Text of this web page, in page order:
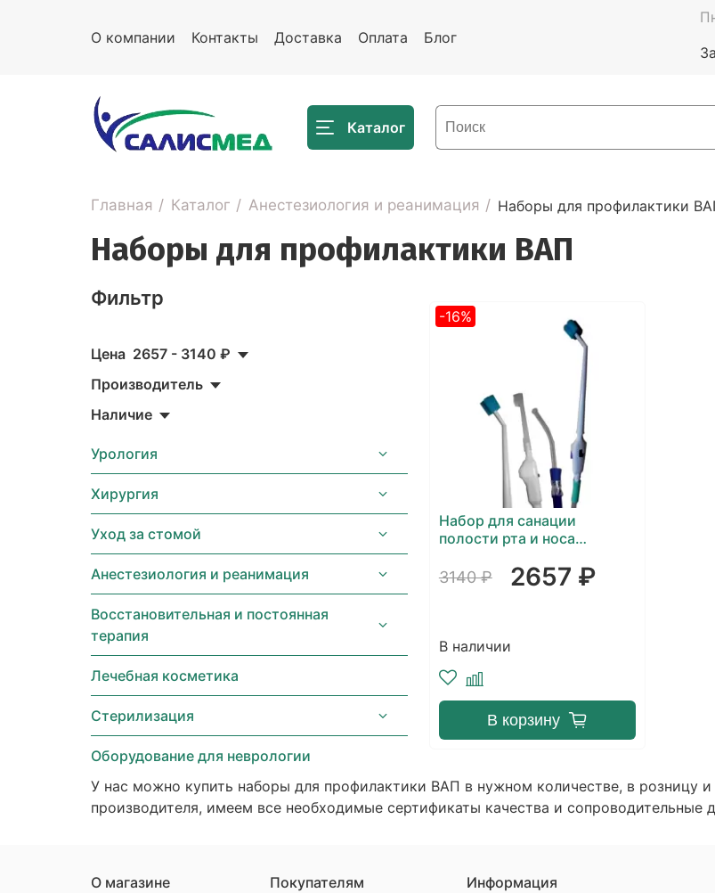
О компании Контакты Доставка Оплата Блог
Каталог
Главная Каталог Анестезиология и реанимация Наборы для профилактики
Наборы для профилактики ВАП
Фильтр
Цена 2657 - 3140 ₽
Производитель
Наличие
Урология
Хирургия
Уход за стомой
Анестезиология и реанимация
Восстановительная и постоянная
терапия
Лечебная косметика
Стерилизация
Оборудование для неврологии
-16%
Набор для санации
полости рта и носа
3140 ₽ 2657 ₽
В наличии
В корзину
У нас можно купить наборы для профилактики ВАП в нужном количестве, в розницу
производителя, имеем все необходимые сертификаты качества и сопроводительные
О магазине
Покупателям
Информация